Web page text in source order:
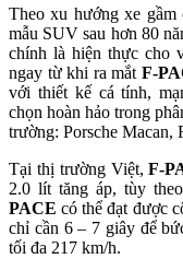
Theo xu hướng xe gầm
mẫu SUV sau hơn 80
chính là hiện thực cho
ngay từ khi ra mắt F-
với thiết kế cá tính,
chọn hoàn hảo trong
trường: Porsche
Tại thị trường Việt,F-
2.0 lít tăng áp, tùy
PACEcó thể đạt được
chỉ cần 6 – 7 giây để
tối đa 217 km/h.